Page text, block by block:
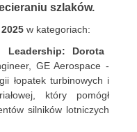
szlaków.
w kategoriach:
Leadership: Dorota
GE Aerospace -
łopatek turbinowych i
który pomógł
silników lotniczych